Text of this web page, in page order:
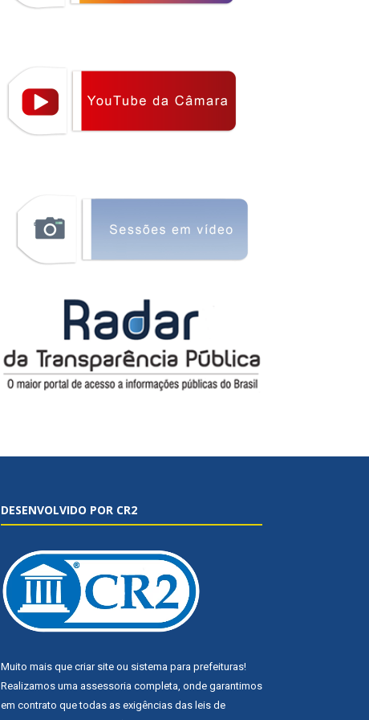
DESENVOLVIDO POR CR2
Muito mais que criar site ou sistema para prefeituras!
Realizamos uma assessoria completa, onde garantimos
em contrato que todas as exigências das leis de